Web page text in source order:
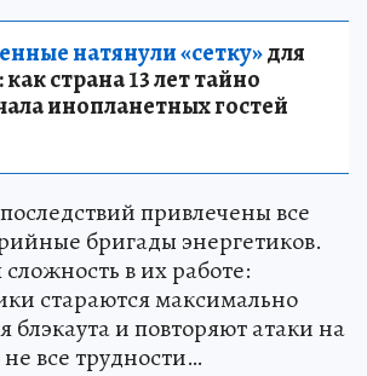
натянули «сетку»для
страна 13 лет тайно
инопланетных гостей
привлечены все
бригады энергетиков.
сложность в их работе:
стараются максимально
блэкаута и повторяют атаки на
все трудности…